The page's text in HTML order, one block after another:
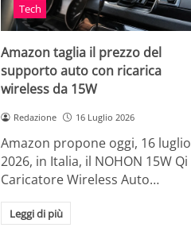
Tech
Amazon taglia il prezzo del
supporto auto con ricarica
wireless da 15W
Redazione 16 Luglio 2026
Amazon propone oggi, 16 luglio
2026, in Italia, il NOHON 15W Qi
Caricatore Wireless Auto…
Leggi di più